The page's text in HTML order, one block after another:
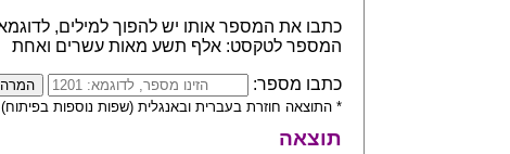
המספר לטקסט: אלף תשע מאות עשרים ואחת
כתבו מספר:
* התוצאה חוזרת בעברית ובאנגלית (שפות נוספות בפיתוח)
תוצאה